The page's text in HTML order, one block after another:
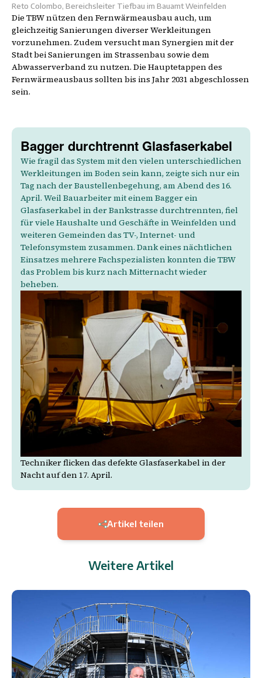
Reto Colombo, Bereichsleiter Tiefbau im Bauamt Weinfelden
Die TBW nützen den Fernwärmeausbau auch, um
gleichzeitig Sanierungen diverser Werkleitungen
vorzunehmen. Zudem versucht man Synergien mit der
Stadt bei Sanierungen im Strassenbau sowie dem
Abwasserverband zu nutzen. Die Hauptetappen des
Fernwärmeausbaus sollten bis ins Jahr 2031 abgeschlossen
sein.
Bagger durchtrennt Glasfaserkabel
Wie fragil das System mit den vielen unterschiedlichen
Werkleitungen im Boden sein kann, zeigte sich nur ein
Tag nach der Baustellenbegehung, am Abend des 16.
April. Weil Bauarbeiter mit einem Bagger ein
Glasfaserkabel in der Bankstrasse durchtrennten, fiel
für viele Haushalte und Geschäfte in Weinfelden und
weiteren Gemeinden das TV-, Internet- und
Telefonsymstem zusammen. Dank eines nächtlichen
Einsatzes mehrere Fachspezialisten konnten die TBW
das Problem bis kurz nach Mitternacht wieder
beheben.
Techniker flicken das defekte Glasfaserkabel in der
Nacht auf den 17. April.
Artikel teilen
Weitere Artikel